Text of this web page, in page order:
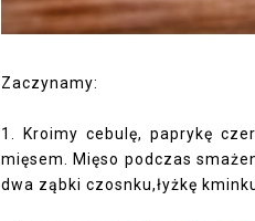
Zaczynamy:
1. Kroimy cebulę, paprykę
mięsem. Mięso podczas
dwa ząbki czosnku,łyżkę